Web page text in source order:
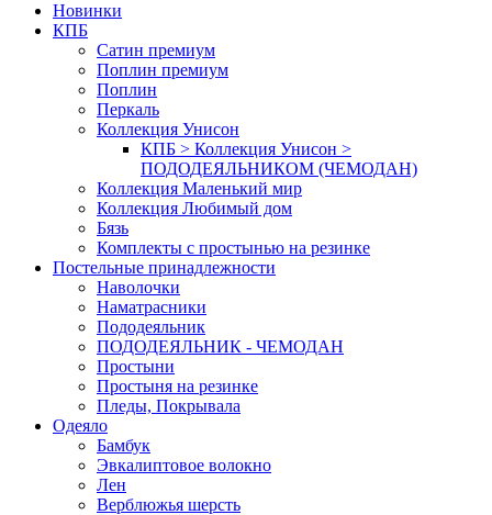
Новинки
КПБ
Сатин премиум
Поплин премиум
Поплин
Перкаль
Коллекция Унисон
КПБ > Коллекция Унисон >
ПОДОДЕЯЛЬНИКОМ (ЧЕМОДАН)
Коллекция Маленький мир
Коллекция Любимый дом
Бязь
Комплекты с простынью на резинке
Постельные принадлежности
Наволочки
Наматрасники
Пододеяльник
ПОДОДЕЯЛЬНИК - ЧЕМОДАН
Простыни
Простыня на резинке
Пледы, Покрывала
Одеяло
Бамбук
Эвкалиптовое волокно
Лен
Верблюжья шерсть